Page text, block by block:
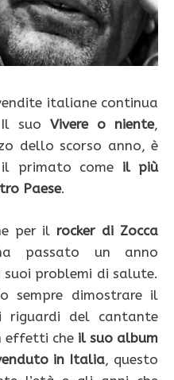
italiane continua
suo Vivere o niente,
dello scorso anno, è
primato come il più
Paese.
per il rocker di Zocca
passato un anno
suoi problemi di salute.
sempre dimostrare il
del cantante
effetti che il suo album
in Italia, questo